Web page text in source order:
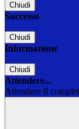
Chiudi
Successo
Chiudi
Informazione
Chiudi
Attendere...
Attendere il